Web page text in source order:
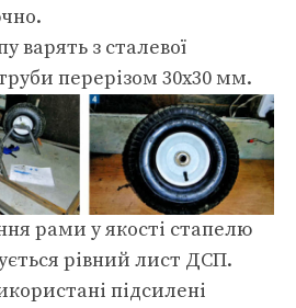
варять з сталевої
перерізом 30х30 мм.
рами у якості стапелю
рівний лист ДСП.
підсилені